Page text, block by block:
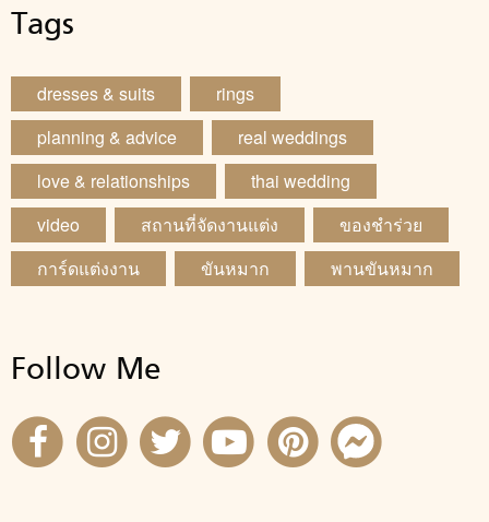
Tags
dresses & suits
rings
planning & advice
real weddings
love & relationships
thai wedding
video
สถานที่จัดงานแต่ง
ของชำร่วย
การ์ดแต่งงาน
ขันหมาก พานขันหมาก
Follow Me